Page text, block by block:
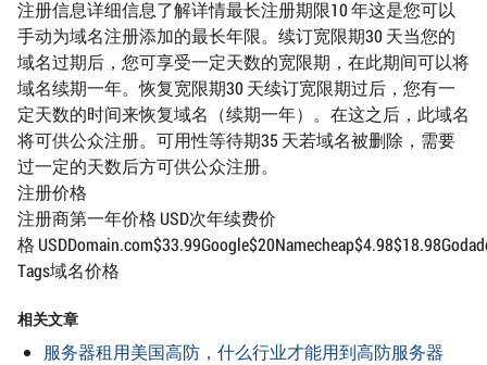
注册信息详细信息了解详情最长注册期限10 年这是您可以
手动为域名注册添加的最长年限。续订宽限期30 天当您的
域名过期后，您可享受一定天数的宽限期，在此期间可以将
域名续期一年。恢复宽限期30 天续订宽限期过后，您有一
定天数的时间来恢复域名（续期一年）。在这之后，此域名
将可供公众注册。可用性等待期35 天若域名被删除，需要
过一定的天数后方可供公众注册。
注册价格
注册商第一年价格 USD次年续费价
格
Tags域名价格
相关文章
服务器租用美国高防，什么行业才能用到高防服务器